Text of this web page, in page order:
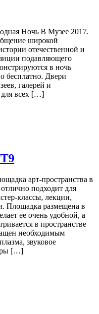
Ночь В Музее 2017.
широкой
отечественной и
подавляющего
в ночь
бесплатно. Двери
галерей и
для всех […]
арт-пространства в
подходит для
классы, лекции,
Площадка размещена в
ее очень удобной, а
в пространстве
необходимым
звуковое
[…]